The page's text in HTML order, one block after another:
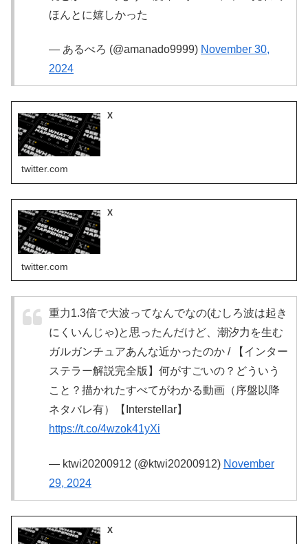
ほんとに嬉しかった
— あるべろ (@amanado9999) November 30,
2024
X
twitter.com
X
twitter.com
重力1.3倍で大波ってなんでなの(むしろ波は起き
にくいんじゃ)と思ったんだけど、潮汐力を生む
ガルガンチュアあんな近かったのか / 【インター
ステラー解説完全版】何がすごいの？どういう
こと？描かれたすべてがわかる動画（序盤以降
ネタバレ有）【Interstellar】
https://t.co/4wzok41yXi
— ktwi20200912 (@ktwi20200912) November
29, 2024
X